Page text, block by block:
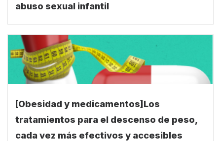
abuso sexual infantil
[Obesidad y medicamentos]Los
tratamientos para el descenso de peso,
cada vez más efectivos y accesibles